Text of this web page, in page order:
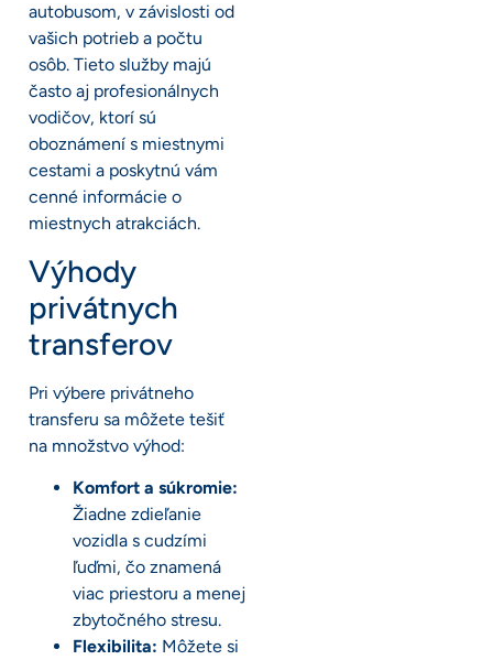
autobusom, v závislosti od
vašich potrieb a počtu
osôb. Tieto služby majú
často aj profesionálnych
vodičov, ktorí sú
oboznámení s miestnymi
cestami a poskytnú vám
cenné informácie o
miestnych atrakciách.
Výhody
privátnych
transferov
Pri výbere privátneho
transferu sa môžete tešiť
na množstvo výhod:
Komfort a súkromie:
Žiadne zdieľanie
vozidla s cudzími
ľuďmi, čo znamená
viac priestoru a menej
zbytočného stresu.
Flexibilita: Môžete si